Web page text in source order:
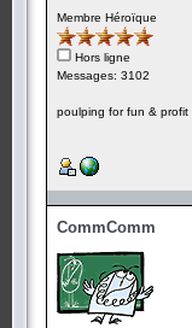
Membre Héroïque
Hors ligne
Messages: 3102
poulping for fun & profit
CommComm